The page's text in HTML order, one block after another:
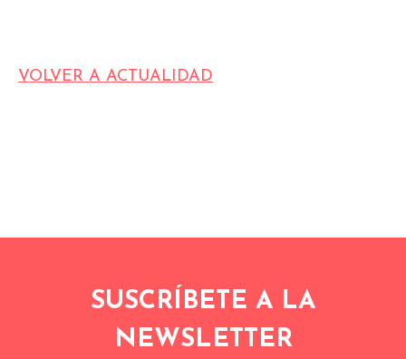
VOLVER A ACTUALIDAD
SUSCRÍBETE A LA
NEWSLETTER